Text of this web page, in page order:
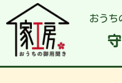
おうち